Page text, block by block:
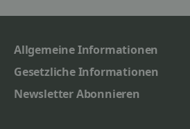
Allgemeine Informationen
Gesetzliche Informationen
Newsletter Abonnieren